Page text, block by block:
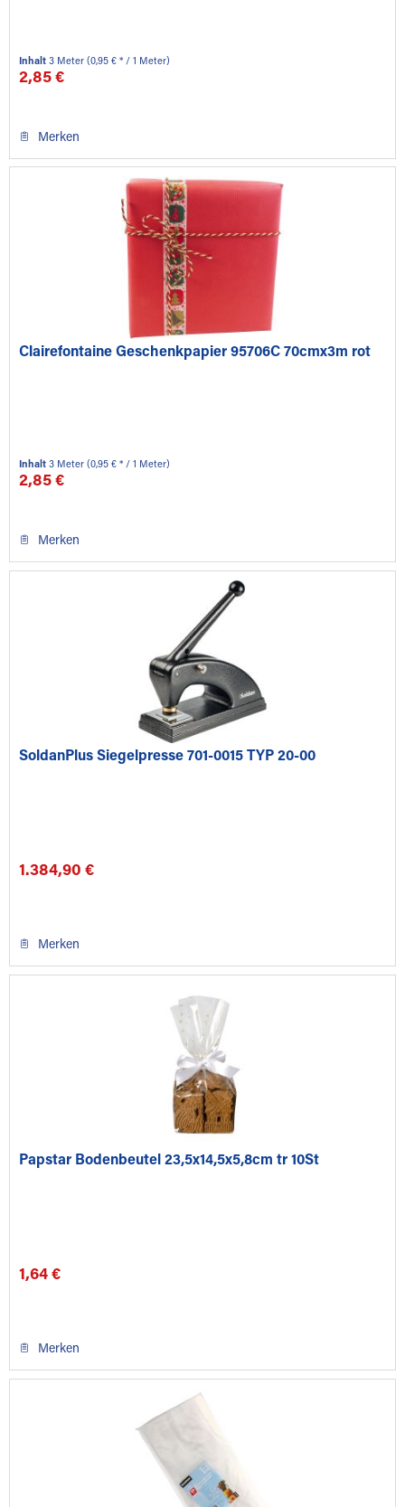
Inhalt3 Meter(0,95 € * / 1 Meter)
2,85 €
Merken
Clairefontaine Geschenkpapier 95706C 70cmx3m rot
Inhalt3 Meter(0,95 € * / 1 Meter)
2,85 €
Merken
SoldanPlus Siegelpresse 701-0015 TYP 20-00
1.384,90 €
Merken
Papstar Bodenbeutel 23,5x14,5x5,8cm tr 10St
1,64 €
Merken